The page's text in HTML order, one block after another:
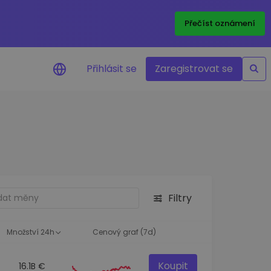
Přečíst oznámení
Přihlásit se Zaregistrovat se
Filtry
Množství 24h Cenový graf (7d)
16.1B € Koupit